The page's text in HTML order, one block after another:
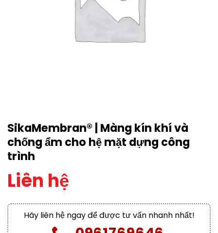
SikaMembran® | Màng kín khí và
chống ẩm cho hệ mặt dựng công
trình
Liên hệ
Hãy liên hệ ngay để được tư vấn nhanh nhất!